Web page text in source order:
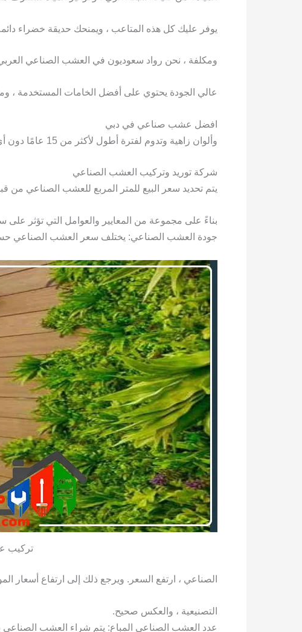
يوفر عليك كل هذه المتاعب ، ويمنحك حديقة خضراء
ومكلفة ، نحن رواد سعوديون في العشب الصناعي
عالي الجودة يحتوي على أفضل الخامات المستخدمة ،
افضل عشب صناعي في دبي
وألوان زاهية وتدوم لفترة أطول لأكثر من 15 عامًا دون أي مشاكل أو تغير في اللون أو تلف الشعر الخشن.
شركة توريد وتركيب العشب الصناعي
يتم تحديد سعر البيع للمتر المربع للعشب الصناعي من
بناءً على مجموعة من المعايير والعوامل التي تؤثر
جودة العشب الصناعي: يختلف سعر العشب الصناعي
تركيب
الصناعي ، ارتفع السعر. ويرجع ذلك إلى ارتفاع أسعار
التصنيعية ، والعكس صحيح.
عدد العشب الصناعي المباع: يتم شراء العشب